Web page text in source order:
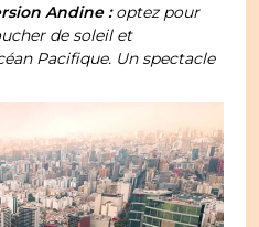
Andine : optez pour
de soleil et
Pacifique. Un spectacle